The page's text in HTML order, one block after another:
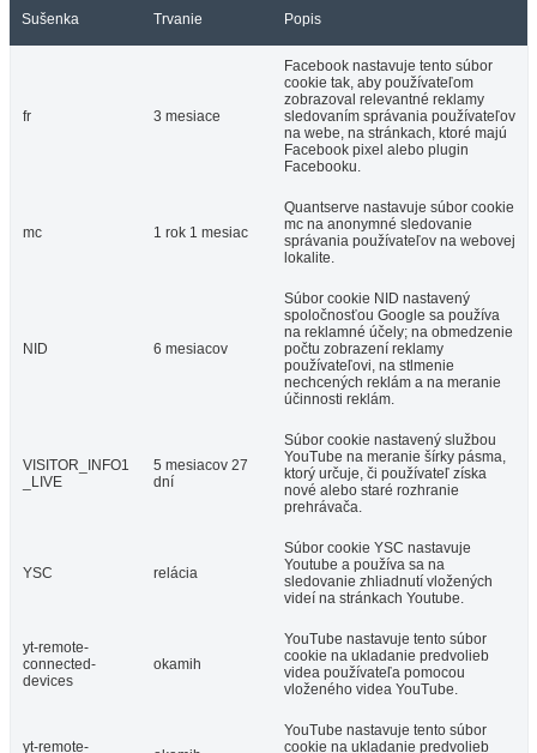
Sušenka Trvanie Popis
fr 3 mesiace
Facebook nastavuje tento súbor
cookie tak, aby používateľom
zobrazoval relevantné reklamy
sledovaním správania používateľov
na webe, na stránkach, ktoré majú
Facebook pixel alebo plugin
Facebooku.
mc 1 rok 1 mesiac
Quantserve nastavuje súbor cookie
mc na anonymné sledovanie
správania používateľov na webovej
lokalite.
NID 6 mesiacov
Súbor cookie NID nastavený
spoločnosťou Google sa používa
na reklamné účely; na obmedzenie
počtu zobrazení reklamy
používateľovi, na stlmenie
nechcených reklám a na meranie
účinnosti reklám.
VISITOR_INFO1
_LIVE
5 mesiacov 27
dní
Súbor cookie nastavený službou
YouTube na meranie šírky pásma,
ktorý určuje, či používateľ získa
nové alebo staré rozhranie
prehrávača.
YSC relácia
Súbor cookie YSC nastavuje
Youtube a používa sa na
sledovanie zhliadnutí vložených
videí na stránkach Youtube.
yt-remote-
connected-
devices
okamih
YouTube nastavuje tento súbor
cookie na ukladanie predvolieb
videa používateľa pomocou
vloženého videa YouTube.
yt-remote-
YouTube nastavuje tento súbor
cookie na ukladanie predvolieb